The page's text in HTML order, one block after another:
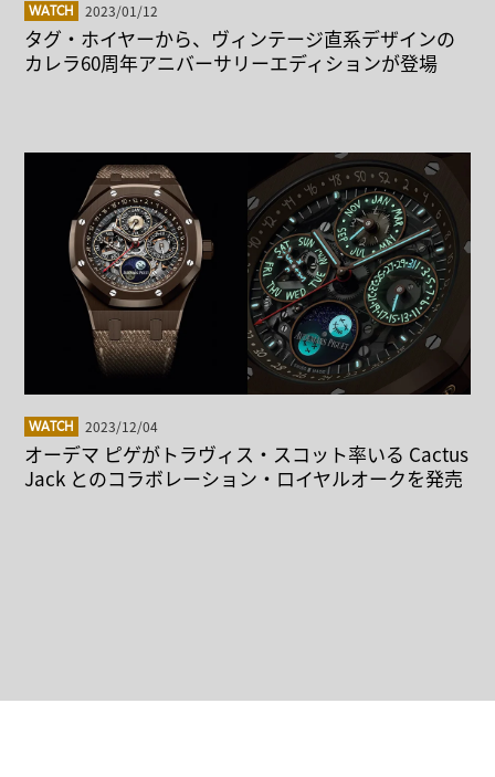
WATCH 2023/01/12
タグ・ホイヤーから、ヴィンテージ直系デザインの
カレラ60周年アニバーサリーエディションが登場
WATCH 2023/12/04
オーデマ ピゲがトラヴィス・スコット率いる Cactus
Jack とのコラボレーション・ロイヤルオークを発売